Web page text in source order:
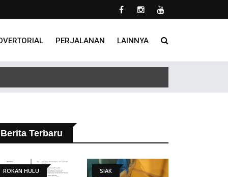
PERJALANAN LAINNYA
Lanjut Putusan PHI
Berita Terbaru
ROKAN HULU SIAK